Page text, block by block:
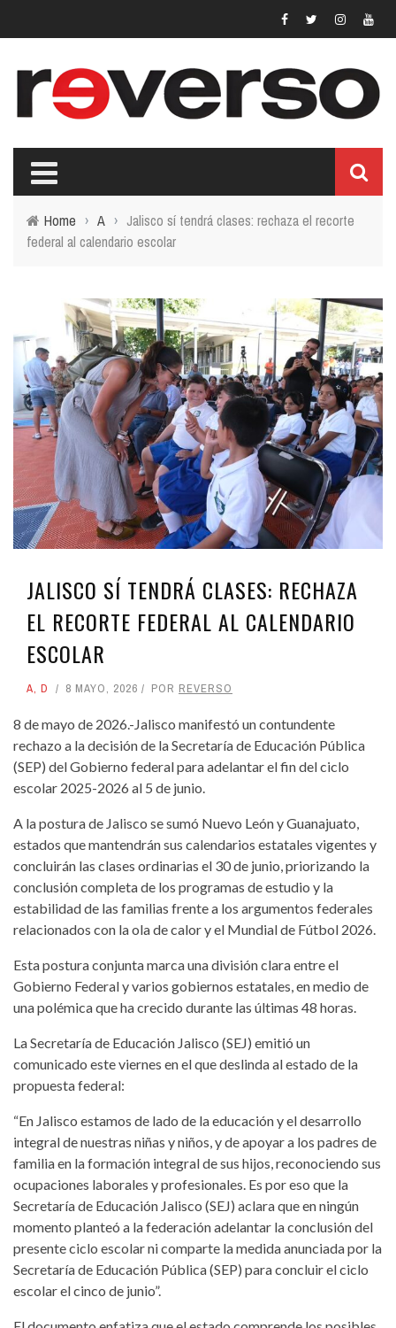
Home › A › Jalisco sí tendrá clases: rechaza el recorte
federal al calendario escolar
JALISCO SÍ TENDRÁ CLASES: RECHAZA
EL RECORTE FEDERAL AL CALENDARIO
ESCOLAR
A, D 8 MAYO, 2026 POR REVERSO
8 de mayo de 2026.-Jalisco manifestó un contundente
rechazo a la decisión de la Secretaría de Educación Pública
(SEP) del Gobierno federal para adelantar el fin del ciclo
escolar 2025-2026 al 5 de junio.
A la postura de Jalisco se sumó Nuevo León y Guanajuato,
estados que mantendrán sus calendarios estatales vigentes y
concluirán las clases ordinarias el 30 de junio, priorizando la
conclusión completa de los programas de estudio y la
estabilidad de las familias frente a los argumentos federales
relacionados con la ola de calor y el Mundial de Fútbol 2026.
Esta postura conjunta marca una división clara entre el
Gobierno Federal y varios gobiernos estatales, en medio de
una polémica que ha crecido durante las últimas 48 horas.
La Secretaría de Educación Jalisco (SEJ) emitió un
comunicado este viernes en el que deslinda al estado de la
propuesta federal:
“En Jalisco estamos de lado de la educación y el desarrollo
integral de nuestras niñas y niños, y de apoyar a los padres de
familia en la formación integral de sus hijos, reconociendo sus
ocupaciones laborales y profesionales. Es por eso que la
Secretaría de Educación Jalisco (SEJ) aclara que en ningún
momento planteó a la federación adelantar la conclusión del
presente ciclo escolar ni comparte la medida anunciada por la
Secretaría de Educación Pública (SEP) para concluir el ciclo
escolar el cinco de junio”.